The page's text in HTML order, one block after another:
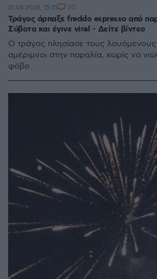
Τράγος άρπαξε freddo espresso από
Σύβοτα και έγινε viral - Δείτε βίντεο
Ο τράγος πλησίασε τους λουόμενους
αμέριμνοι στην παραλία, χωρίς να
φόβο
21.08.2024, 15:15 20